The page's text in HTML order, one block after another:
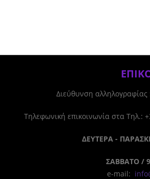
Διεύθυνση
Tηλεφωνική επικοινωνία στα Τηλ.:
ΔΕΥΤΕΡΑ -
ΣΑΒΒΑΤΟ /
e-mail: